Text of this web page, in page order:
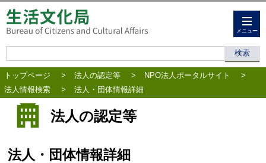
メニュー
トップページ > 法人の認定等 > NPO法人ポータルサイト
>
法人情報検索
> 法人・団体情報詳細
法人の認定等
法人・団体情報詳細